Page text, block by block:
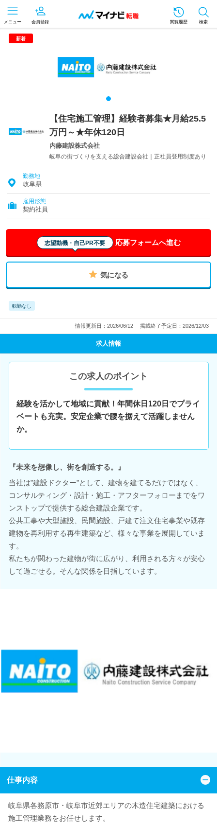
メニュー 会員登録 閲覧履歴 検索
新着
【住宅施工管理】経験者募集★月給25.5
万円～★年休120日
内藤建設株式会社
岐阜の街づくりを支える総合建設会社｜正社員登用制度あり
勤務地
岐阜県
雇用形態
契約社員
志望動機・自己PR不要 応募フォームへ進む
気になる
転勤なし
情報更新日：2026/06/12 掲載終了予定日：2026/12/03
求人情報
この求人のポイント
経験を活かして地域に貢献！年間休日120日でプライ
ベートも充実。安定企業で腰を据えて活躍しません
か。
『未来を想像し、街を創造する。』
当社は”建設ドクター”として、建物を建てるだけではなく、
コンサルティング・設計・施工・アフターフォローまでをワ
ンストップで提供する総合建設企業です。
公共工事や大型施設、民間施設、戸建て注文住宅事業や既存
建物を再利用する再生建築など、様々な事業を展開していま
す。
私たちが関わった建物が街に広がり、利用される方々が安心
して過ごせる。そんな関係を目指しています。
仕事内容
岐阜県各務原市・岐阜市近郊エリアの木造住宅建築における
施工管理業務をお任せします。